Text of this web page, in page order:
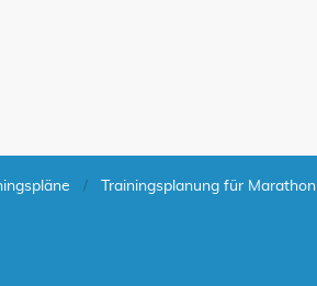
Trainingsplanung für Marathon